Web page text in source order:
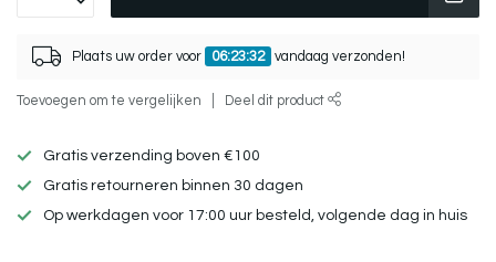
Plaats uw order voor 06:23:31 vandaag verzonden!
Toevoegen om te vergelijken Deel dit product
Gratis verzending boven €100
Gratis retourneren binnen 30 dagen
Op werkdagen voor 17:00 uur besteld, volgende dag in huis